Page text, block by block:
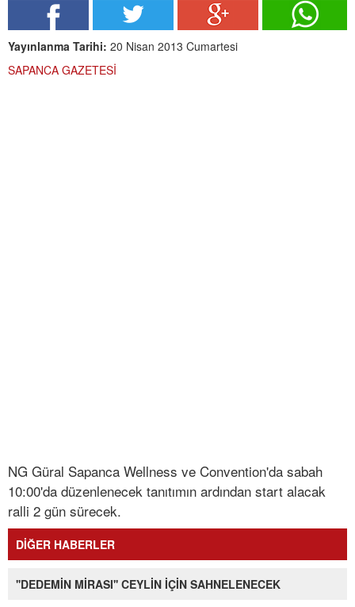
Yayınlanma Tarihi: 20 Nisan 2013 Cumartesi
SAPANCA GAZETESİ
NG Güral Sapanca Wellness ve Convention'da sabah
10:00'da düzenlenecek tanıtımın ardından start alacak
ralli 2 gün sürecek.
DİĞER HABERLER
''DEDEMİN MİRASI'' CEYLİN İÇİN SAHNELENECEK